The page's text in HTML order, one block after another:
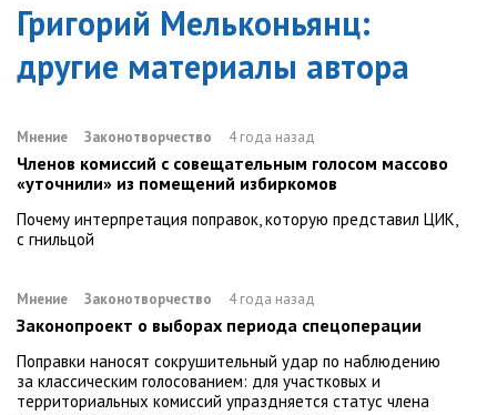
Григорий Мельконьянц:
другие материалы автора
Мнение Законотворчество 4 года назад
Членов комиссий с совещательным голосом массово
«уточнили» из помещений избиркомов
Почему интерпретация поправок, которую представил ЦИК,
с гнильцой
Мнение Законотворчество 4 года назад
Законопроект о выборах периода спецоперации
Поправки наносят сокрушительный удар по наблюдению
за классическим голосованием: для участковых и
территориальных комиссий упраздняется статус члена